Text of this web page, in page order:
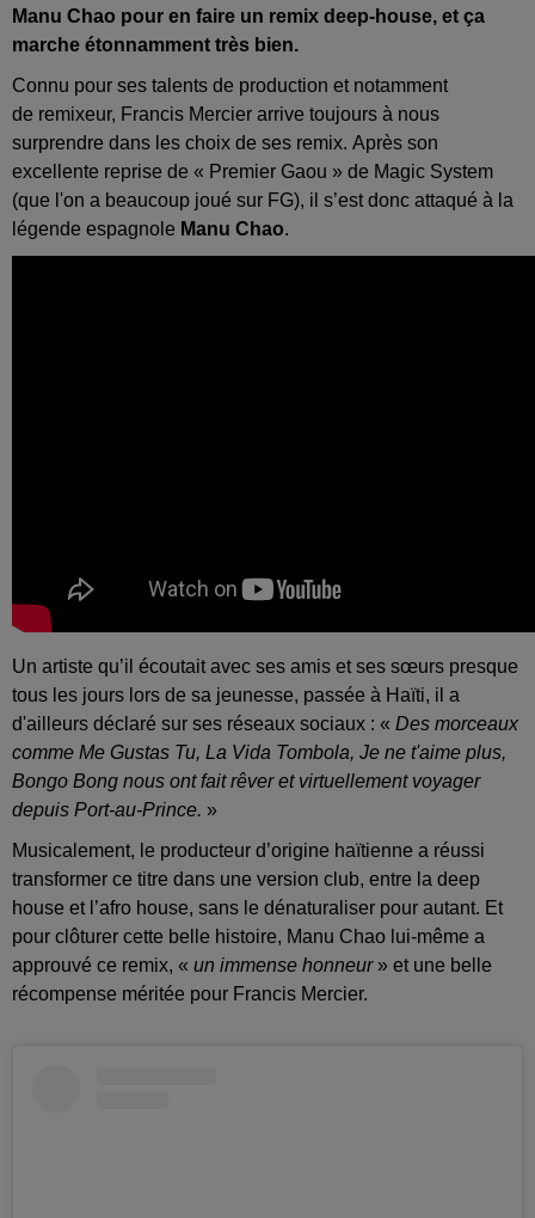
Manu Chao pour en faire un remix deep-house, et ça
marche étonnamment très bien.
Connu pour ses talents de production et notamment
de remixeur, Francis Mercier arrive toujours à nous
surprendre dans les choix de ses remix. Après son
excellente reprise de « Premier Gaou » de Magic System
(que l'on a beaucoup joué sur FG), il s’est donc attaqué à la
légende espagnole Manu Chao.
Un artiste qu’il écoutait avec ses amis et ses sœurs presque
tous les jours lors de sa jeunesse, passée à Haïti, il a
d'ailleurs déclaré sur ses réseaux sociaux : « Des morceaux
comme Me Gustas Tu, La Vida Tombola, Je ne t'aime plus,
Bongo Bong nous ont fait rêver et virtuellement voyager
depuis Port-au-Prince. »
Musicalement, le producteur d’origine haïtienne a réussi
transformer ce titre dans une version club, entre la deep
house et l’afro house, sans le dénaturaliser pour autant. Et
pour clôturer cette belle histoire, Manu Chao lui-même a
approuvé ce remix, « un immense honneur» et une belle
récompense méritée pour Francis Mercier.